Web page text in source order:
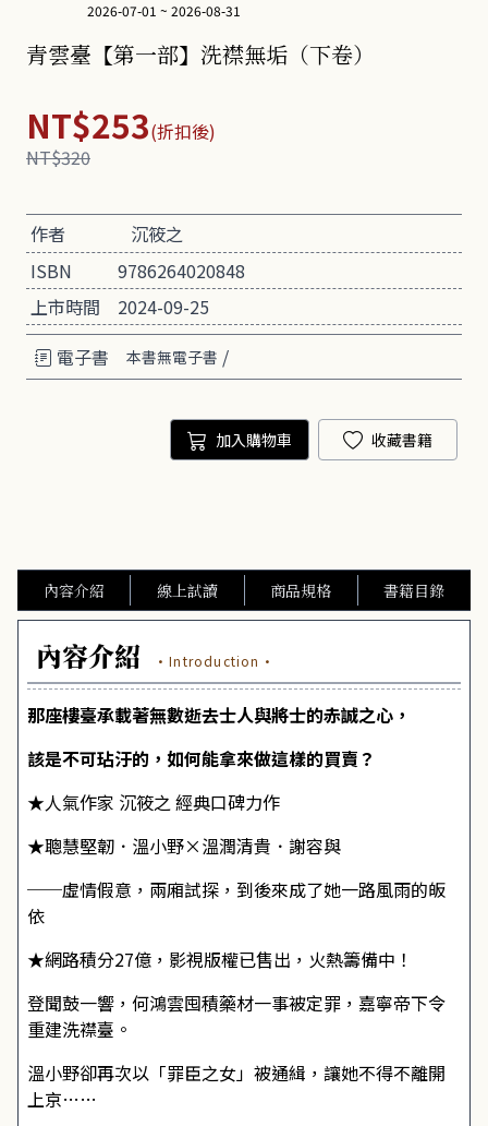
2026-07-01 ~ 2026-08-31
青雲臺【第一部】洗襟無垢（下卷）
NT$253(折扣後)
NT$320
作者
沉筱之
ISBN
9786264020848
上市時間
2024-09-25
電子書
本書無電子書 /
加入購物車 收藏書籍
內容介紹 線上試讀 商品規格 書籍目錄
內容介紹 ·Introduction·
那座樓臺承載著無數逝去士人與將士的赤誠之心，
該是不可玷汙的，如何能拿來做這樣的買賣？
★人氣作家 沉筱之 經典口碑力作
★聰慧堅韌．溫小野×溫潤清貴．謝容與
──虛情假意，兩廂試探，到後來成了她一路風雨的皈
依
★網路積分27億，影視版權已售出，火熱籌備中！
登聞鼓一響，何鴻雲囤積藥材一事被定罪，嘉寧帝下令
重建洗襟臺。
溫小野卻再次以「罪臣之女」被通緝，讓她不得不離開
上京……